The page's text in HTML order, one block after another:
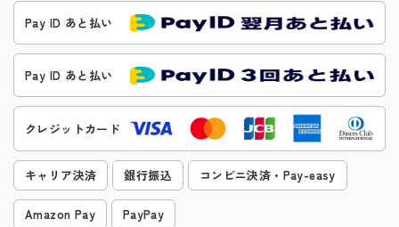
Pay ID あと払い
Pay ID あと払い
クレジットカード
キャリア決済 銀行振込 コンビニ決済・Pay-easy
Amazon Pay PayPay